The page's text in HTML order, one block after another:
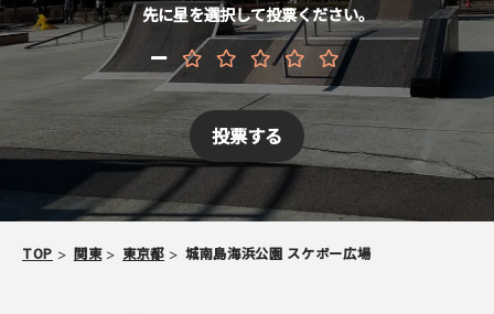
先に星を選択して投票ください。
TOP 関東 東京都 城南島海浜公園 スケボー広場